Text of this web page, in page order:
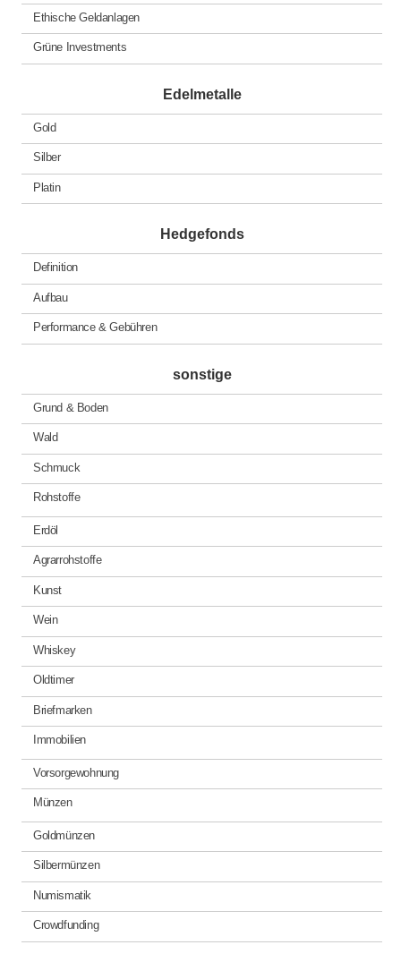
Ethische Geldanlagen
Grüne Investments
Edelmetalle
Gold
Silber
Platin
Hedgefonds
Definition
Aufbau
Performance & Gebühren
sonstige
Grund & Boden
Wald
Schmuck
Rohstoffe
Erdöl
Agrarrohstoffe
Kunst
Wein
Whiskey
Oldtimer
Briefmarken
Immobilien
Vorsorgewohnung
Münzen
Goldmünzen
Silbermünzen
Numismatik
Crowdfunding